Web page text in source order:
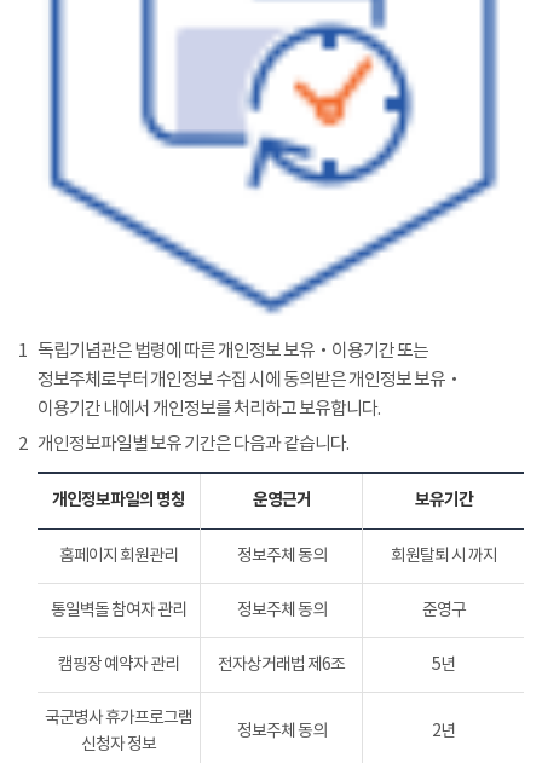
1 독립기념관은 법령에 따른 개인정보 보유‧이용기간 또는
정보주체로부터 개인정보 수집 시에 동의받은 개인정보 보유‧
이용기간 내에서 개인정보를 처리하고 보유합니다.
2 개인정보파일별 보유 기간은 다음과 같습니다.
개인정보파일의 명칭 운영근거 보유기간
홈페이지 회원관리 정보주체 동의 회원탈퇴 시 까지
통일벽돌 참여자 관리 정보주체 동의 준영구
캠핑장 예약자 관리 전자상거래법 제6조 5년
국군병사 휴가프로그램
신청자 정보
정보주체 동의 2년